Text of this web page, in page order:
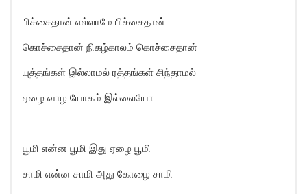
பிச்சைதான் எல்லாமே பிச்சைதான்
கொச்சைதான் நிகழ்காலம் கொச்சைதான்
யுத்தங்கள் இல்லாமல் ரத்தங்கள் சிந்தாமல்
ஏழை வாழ யோகம் இல்லையோ
பூமி என்ன பூமி இது ஏழை பூமி
சாமி என்ன சாமி அது கோழை சாமி